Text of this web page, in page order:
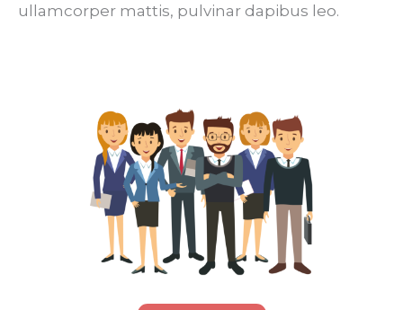
ullamcorper mattis, pulvinar dapibus leo.